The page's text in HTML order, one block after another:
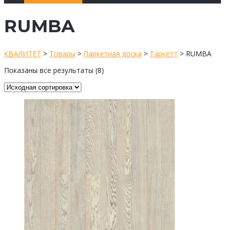
RUMBA
КВАЛИТЕТ > Товары > Паркетная доска > Таркетт > RUMBA
Показаны все результаты (8)